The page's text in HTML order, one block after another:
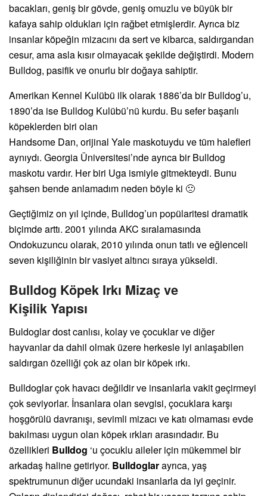
bacakları, geniş bir gövde, geniş omuzlu ve büyük bir
kafaya sahip oldukları için rağbet etmişlerdir. Ayrıca biz
insanlar köpeğin mizacını da sert ve kibarca, saldırgandan
cesur, ama asla kısır olmayacak şekilde değiştirdi. Modern
Bulldog, pasifik ve onurlu bir doğaya sahiptir.
Amerikan Kennel Kulübü ilk olarak 1886’da bir Bulldog’u,
1890’da ise Bulldog Kulübü’nü kurdu. Bu sefer başarılı
köpeklerden biri olan
Handsome Dan, orijinal Yale maskotuydu ve tüm halefleri
aynıydı. Georgia Üniversitesi’nde ayrıca bir Bulldog
maskotu vardır. Her biri Uga ismiyle gitmekteydi. Bunu
şahsen bende anlamadım neden böyle ki 🙁
Geçtiğimiz on yıl içinde, Bulldog’un popülaritesi dramatik
biçimde arttı. 2001 yılında AKC sıralamasında
Ondokuzuncu olarak, 2010 yılında onun tatlı ve eğlenceli
seven kişiliğinin bir vasiyet altıncı sıraya yükseldi.
Bulldog Köpek Irkı Mizaç ve
Kişilik Yapısı
Buldoglar dost canlısı, kolay ve çocuklar ve diğer
hayvanlar da dahil olmak üzere herkesle iyi anlaşabilen
saldırgan özelliği çok az olan bir köpek ırkı.
Bulldoglar çok havacı değildir ve insanlarla vakit geçirmeyi
çok seviyorlar. İnsanlara olan sevgisi, çocuklara karşı
hoşgörülü davranışı, sevimli mizacı ve katı olmaması evde
bakılması uygun olan köpek ırkları arasındadır. Bu
özellikleri Bulldog ‘u çocuklu aileler için mükemmel bir
arkadaş haline getiriyor. Bulldoglarayrıca, yaş
spektrumunun diğer ucundaki insanlarla da iyi geçinir.